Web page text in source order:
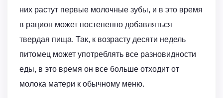
них растут первые молочные зубы, и в это время
в рацион может постепенно добавляться
твердая пища. Так, к возрасту десяти недель
питомец может употреблять все разновидности
еды, в это время он все больше отходит от
молока матери к обычному меню.